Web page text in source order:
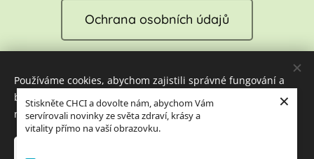
Stiskněte CHCI a dovolte nám, abychom Vám
servírovali novinky ze světa zdraví, krásy a
vitality přímo na vaší obrazovku.
×
Ochrana osobních údajů
Reklamace
Používáme cookies, abychom zajistili správné fungování a
bezpečnost našich stránek. Tím vám můžeme zajistit tu
nejlepší zkušenost při jejich návštěvě.